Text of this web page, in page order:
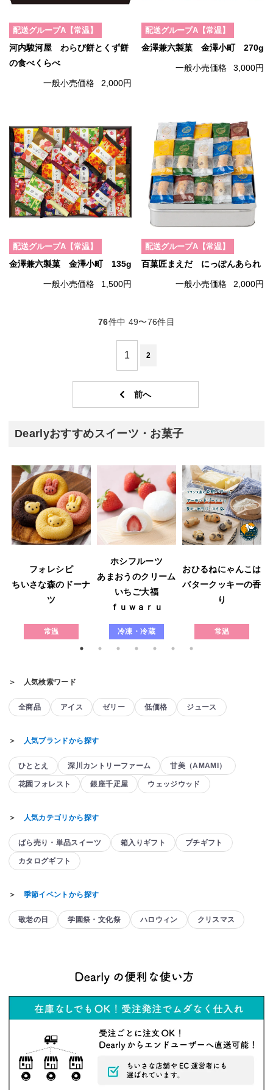
配送グループA【常温】
河内駿河屋 わらび餅とくず餅
の食べくらべ
一般小売価格 2,000円
配送グループA【常温】
金澤兼六製菓 金澤小町 270g
一般小売価格 3,000円
配送グループA【常温】
金澤兼六製菓 金澤小町 135g
一般小売価格 1,500円
配送グループA【常温】
百菓匠まえだ にっぽんあられ
一般小売価格 2,000円
76件中 49〜76件目
1 2
Dearlyおすすめスイーツ・お菓子
フォレシピ
ちいさな森のドーナ
ツ
常温
ホシフルーツ
あまおうのクリーム
いちご大福
ｆｕｗａｒｕ
冷凍・冷蔵
おひるねにゃんこは
バタークッキーの香
り
常温
＞ 人気検索ワード
全商品 アイス ゼリー 低価格 ジュース
＞ 人気ブランドから探す
ひととえ 深川カントリーファーム 甘美（AMAMI）
花園フォレスト 銀座千疋屋 ウェッジウッド
＞ 人気カテゴリから探す
ばら売り・単品スイーツ 箱入りギフト プチギフト
カタログギフト
＞ 季節イベントから探す
敬老の日 学園祭・文化祭 ハロウィン クリスマス